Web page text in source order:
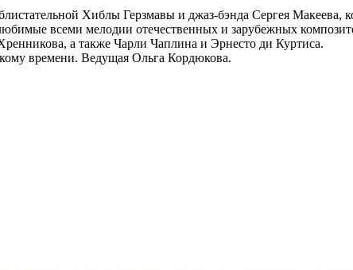
Хиблы Герзмавы и джаз-бэнда Сергея Макеева,
всеми мелодии отечественных и зарубежных
а также Чарли Чаплина и Эрнесто ди Куртиса.
времени. Ведущая Ольга Кордюкова.